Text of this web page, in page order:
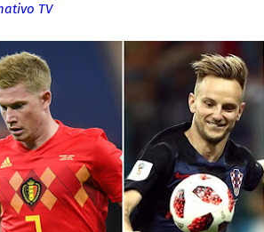
TV